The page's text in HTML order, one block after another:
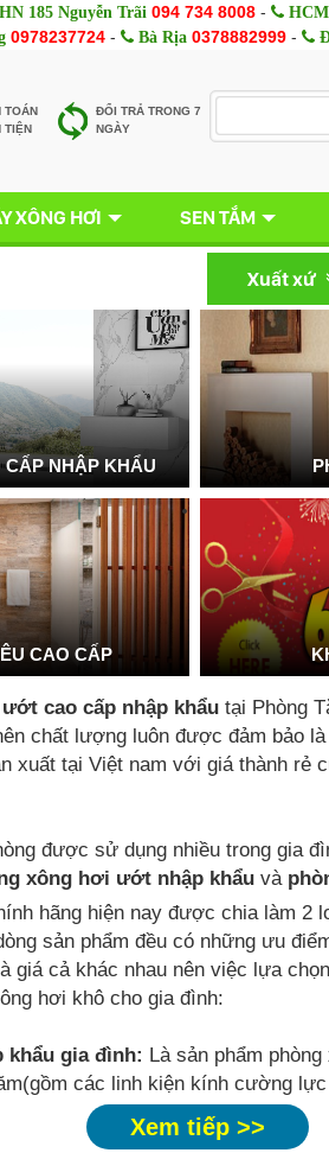
HN 185 Nguyễn Trãi 094 734 8008 -
0978237724- Bà Rịa 0378882999-
TOÁN
TIỆN
ĐỔI TRẢ TRONG 7
NGÀY
XÔNG HƠI SEN TẮM
Xuất xứ
CẤP NHẬP KHẨU
CAO CẤP
cao cấp nhập khẩu tại Phòng
chất lượng luôn được đảm bảo
xuất tại Việt nam với giá thành rẻ
được sử dụng nhiều trong gia
xông hơi ướt nhập khẩu và
hãng hiện nay được chia làm 2
sản phẩm đều có những ưu
giá cả khác nhau nên việc lựa
hơi khô cho gia đình:
khẩu gia đình: Là sản phẩm
các linh kiện kính cường
Xem tiếp >>